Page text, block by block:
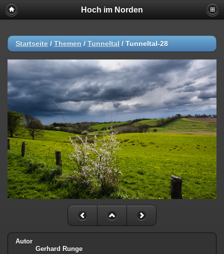
Hoch im Norden
Startseite / Themen / Tunneltal / Tunneltal-28
Autor
Gerhard Runge